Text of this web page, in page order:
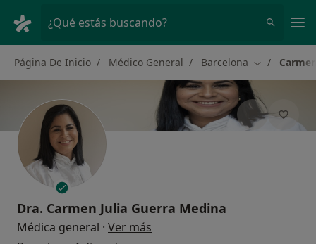
¿Qué estás buscando?
Página De Inicio Médico General Barcelona Cambiar de
Dra. Carmen Julia Guerra Medina
Médica general · Ver más